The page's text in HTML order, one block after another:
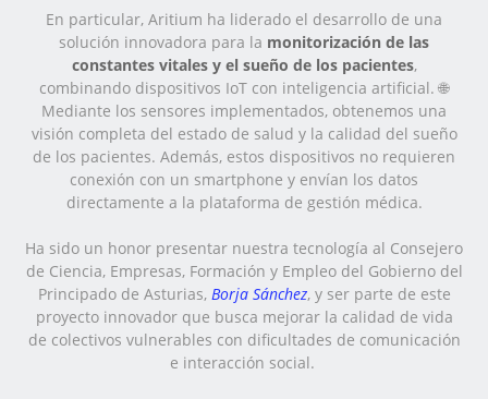
En particular, Aritium ha liderado el desarrollo de una
solución innovadora para la monitorización de las
constantes vitales y el sueño de los pacientes,
combinando dispositivos IoT con inteligencia artificial. 🌐
Mediante los sensores implementados, obtenemos una
visión completa del estado de salud y la calidad del sueño
de los pacientes. Además, estos dispositivos no requieren
conexión con un smartphone y envían los datos
directamente a la plataforma de gestión médica.
Ha sido un honor presentar nuestra tecnología al Consejero
de Ciencia, Empresas, Formación y Empleo del Gobierno del
Principado de Asturias, Borja Sánchez, y ser parte de este
proyecto innovador que busca mejorar la calidad de vida
de colectivos vulnerables con dificultades de comunicación
e interacción social.